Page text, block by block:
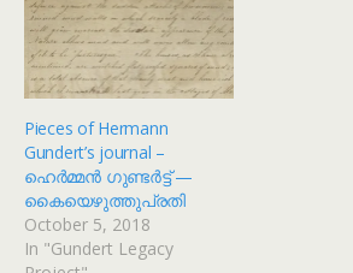
Pieces of Hermann
Gundert’s journal –
ഹെർമ്മൻ ഗുണ്ടർട്ട് —
കൈയെഴുത്തുപ്രതി
October 5, 2018
In "Gundert Legacy